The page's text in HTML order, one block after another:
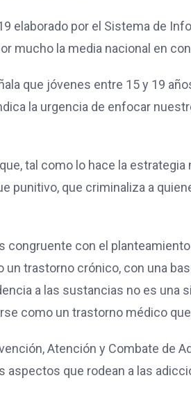
elaborado por el Sistema de
mucho la media nacional en
que jóvenes entre 15 y 19
la urgencia de enfocar
tal como lo hace la
punitivo, que criminaliza a
con el
trastorno crónico, con una
a las sustancias no es una
como un trastorno médico
Atención y Combate de
aspectos que rodean a las